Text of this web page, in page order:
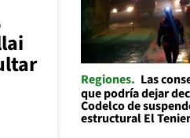
Regiones
Las
que podría dejar
Codelco de
estructural El